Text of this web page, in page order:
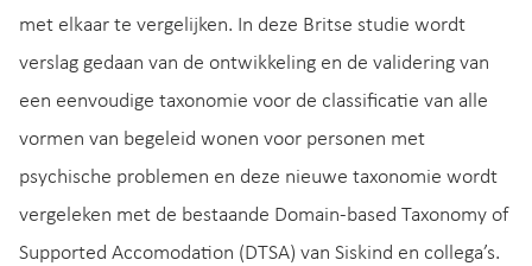
met elkaar te vergelijken. In deze Britse studie wordt
verslag gedaan van de ontwikkeling en de validering van
een eenvoudige taxonomie voor de classificatie van alle
vormen van begeleid wonen voor personen met
psychische problemen en deze nieuwe taxonomie wordt
vergeleken met de bestaande Domain-based Taxonomy of
Supported Accomodation (DTSA) van Siskind en collega’s.